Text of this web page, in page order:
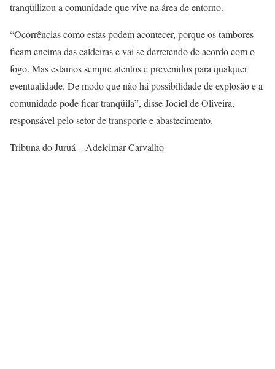
tranqüilizou a comunidade que vive na área de entorno.
“Ocorrências como estas podem acontecer, porque os tambores
ficam encima das caldeiras e vai se derretendo de acordo com o
fogo. Mas estamos sempre atentos e prevenidos para qualquer
eventualidade. De modo que não há possibilidade de explosão e a
comunidade pode ficar tranqüila”, disse Jociel de Oliveira,
responsável pelo setor de transporte e abastecimento.
Tribuna do Juruá – Adelcimar Carvalho